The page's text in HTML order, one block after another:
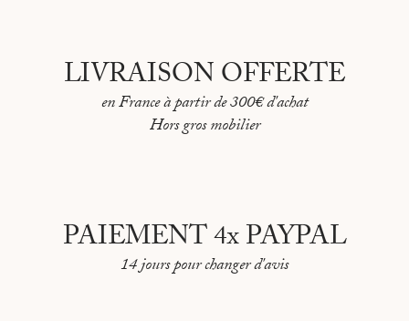
LIVRAISON OFFERTE
en France à partir de 300€ d'achat
Hors gros mobilier
PAIEMENT 4x PAYPAL
14 jours pour changer d'avis